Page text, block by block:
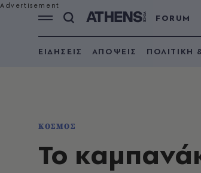
FORUM
ΕΙΔΗΣΕΙΣ ΑΠΟΨΕΙΣ ΠΟΛΙΤΙΚΗ
ΚΟΣΜΟΣ
Το